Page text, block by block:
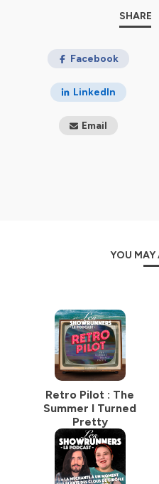
SHARE
Facebook
LinkedIn
Email
YOU MAY
Retro Pilot : The
Summer I Turned
Pretty